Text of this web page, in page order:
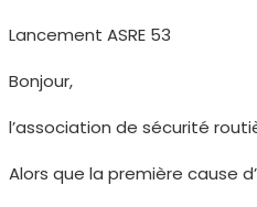
Lancement ASRE 53
Bonjour,
l’association de sécurité
Alors que la première cause